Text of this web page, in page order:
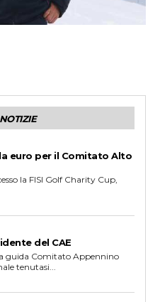
euro per il Comitato Alto
la FISI Golf Charity Cup,
del CAE
guida Comitato Appennino
tenutasi...